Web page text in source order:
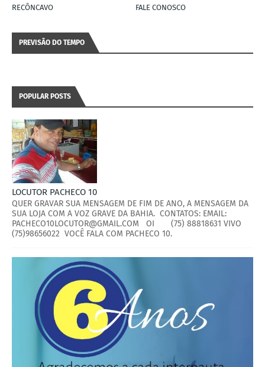
RECÔNCAVO
FALE CONOSCO
PREVISÃO DO TEMPO
POPULAR POSTS
LOCUTOR PACHECO 10
QUER GRAVAR SUA MENSAGEM DE FIM DE ANO, A MENSAGEM DA
SUA LOJA COM A VOZ GRAVE DA BAHIA. CONTATOS: EMAIL:
PACHECO10LOCUTOR@GMAIL.COM OI (75) 88818631 VIVO
(75)98656022 VOCÊ FALA COM PACHECO 10.